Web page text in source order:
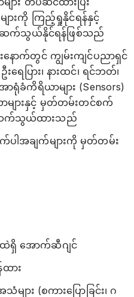
ျားကို ကြည့်ရှုနိုင်ရန်နှင့်
ဆက်သွယ်နိုင်ရန်ဖြစ်သည်
ောက်တွင် ကျွမ်းကျင်ပညာရှင်
ေပြား၊ နားထင်၊ ရင်ဘတ်၊
ခံကိရိယာများ (Sensors)
ျားနှင့် မှတ်တမ်းတင်စက်
င့် ဆက်သွယ်ထားသည်
ပါအချက်များကို မှတ်တမ်း
ရှိ အောက်ဆီဂျင်
ား
ျား (စကားပြောခြင်း၊ ဂ